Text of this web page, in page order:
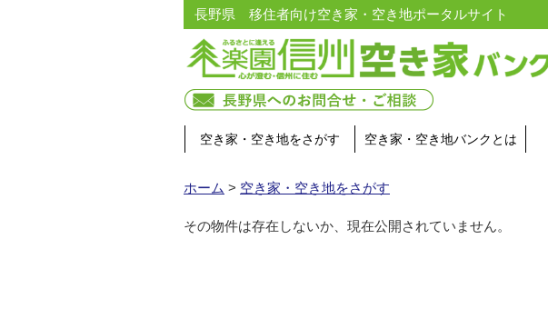
長野県 移住者向け空き家・空き地ポータルサイト
空き家・空き地をさがす 空き家・空き地バンクとは
ホーム > 空き家・空き地をさがす
その物件は存在しないか、現在公開されていません。